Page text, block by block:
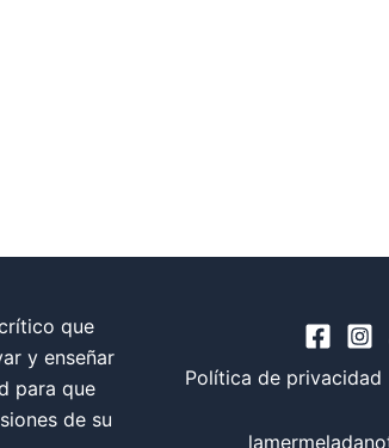
que
y enseñar
para que
de su
Política de privacidad